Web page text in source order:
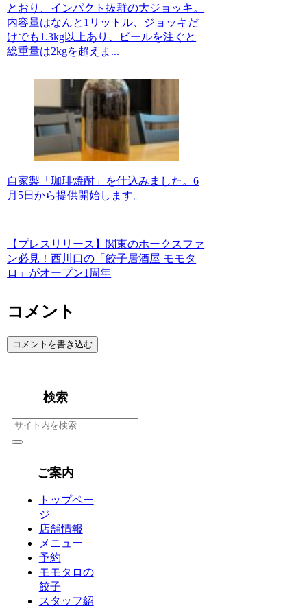
とおり、インパクト抜群の大ジョッキ。
内容量はなんと1リットル、ジョッキだ
けでも1.3kg以上あり、ビールを注ぐと
総重量は2kgを超えま...
自家製「珈琲焼酎」を仕込みました。6
月5日から提供開始します。
【プレスリリース】関東のホークスファ
ン必見！西川口の「餃子居酒屋 モモタ
ロ」がオープン1周年
コメント
コメントを書き込む
検索
ご案内
トップペー
ジ
店舗情報
メニュー
予約
モモタロの
餃子
スタッフ紹